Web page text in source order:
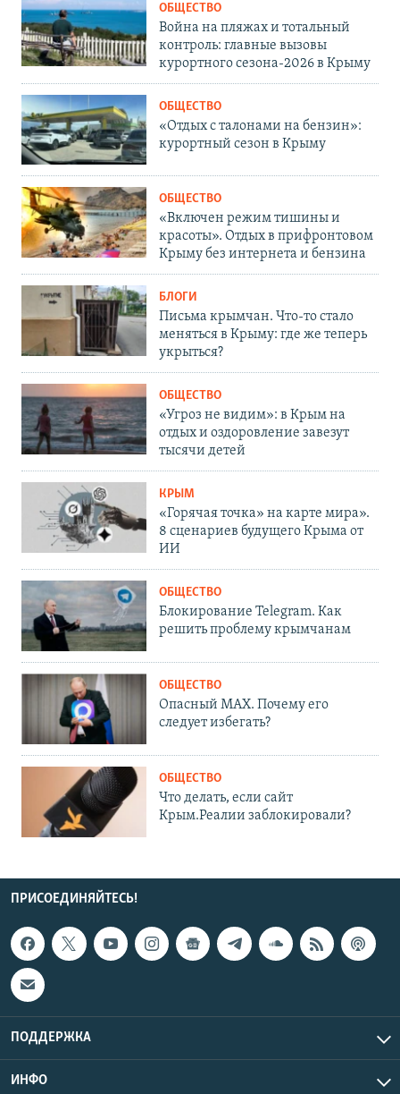
ОБЩЕСТВО
Война на пляжах и тотальный
контроль: главные вызовы
курортного сезона-2026 в Крыму
ОБЩЕСТВО
«Отдых с талонами на бензин»:
курортный сезон в Крыму
ОБЩЕСТВО
«Включен режим тишины и
красоты». Отдых в прифронтовом
Крыму без интернета и бензина
БЛОГИ
Письма крымчан. Что-то стало
меняться в Крыму: где же теперь
укрыться?
ОБЩЕСТВО
«Угроз не видим»: в Крым на
отдых и оздоровление завезут
тысячи детей
КРЫМ
«Горячая точка» на карте мира».
8 сценариев будущего Крыма от
ИИ
ОБЩЕСТВО
Блокирование Telegram. Как
решить проблему крымчанам
ОБЩЕСТВО
Опасный MAX. Почему его
следует избегать?
ОБЩЕСТВО
Что делать, если сайт
Крым.Реалии заблокировали?
ПРИСОЕДИНЯЙТЕСЬ!
ПОДДЕРЖКА
ИНФО